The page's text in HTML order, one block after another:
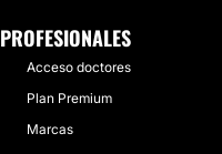
PROFESIONALES
Acceso doctores
Plan Premium
Marcas